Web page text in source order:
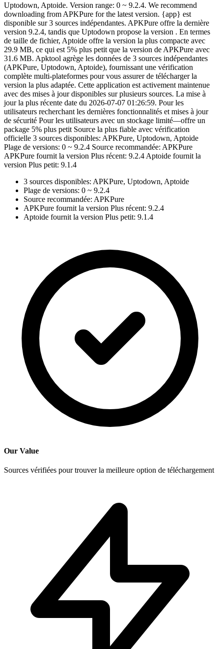
Uptodown, Aptoide. Version range: 0 ~ 9.2.4. We recommend
downloading from APKPure for the latest version. {app} est
disponible sur 3 sources indépendantes. APKPure offre la dernière
version 9.2.4, tandis que Uptodown propose la version . En termes
de taille de fichier, Aptoide offre la version la plus compacte avec
29.9 MB, ce qui est 5% plus petit que la version de APKPure avec
31.6 MB. Apktool agrège les données de 3 sources indépendantes
(APKPure, Uptodown, Aptoide), fournissant une vérification
complète multi-plateformes pour vous assurer de télécharger la
version la plus adaptée. Cette application est activement maintenue
avec des mises à jour disponibles sur plusieurs sources. La mise à
jour la plus récente date du 2026-07-07 01:26:59. Pour les
utilisateurs recherchant les dernières fonctionnalités et mises à jour
de sécurité Pour les utilisateurs avec un stockage limité—offre un
package 5% plus petit Source la plus fiable avec vérification
officielle 3 sources disponibles: APKPure, Uptodown, Aptoide
Plage de versions: 0 ~ 9.2.4 Source recommandée: APKPure
APKPure fournit la version Plus récent: 9.2.4 Aptoide fournit la
version Plus petit: 9.1.4
3 sources disponibles: APKPure, Uptodown, Aptoide
Plage de versions: 0 ~ 9.2.4
Source recommandée: APKPure
APKPure fournit la version Plus récent: 9.2.4
Aptoide fournit la version Plus petit: 9.1.4
Our Value
Sources vérifiées pour trouver la meilleure option de téléchargement